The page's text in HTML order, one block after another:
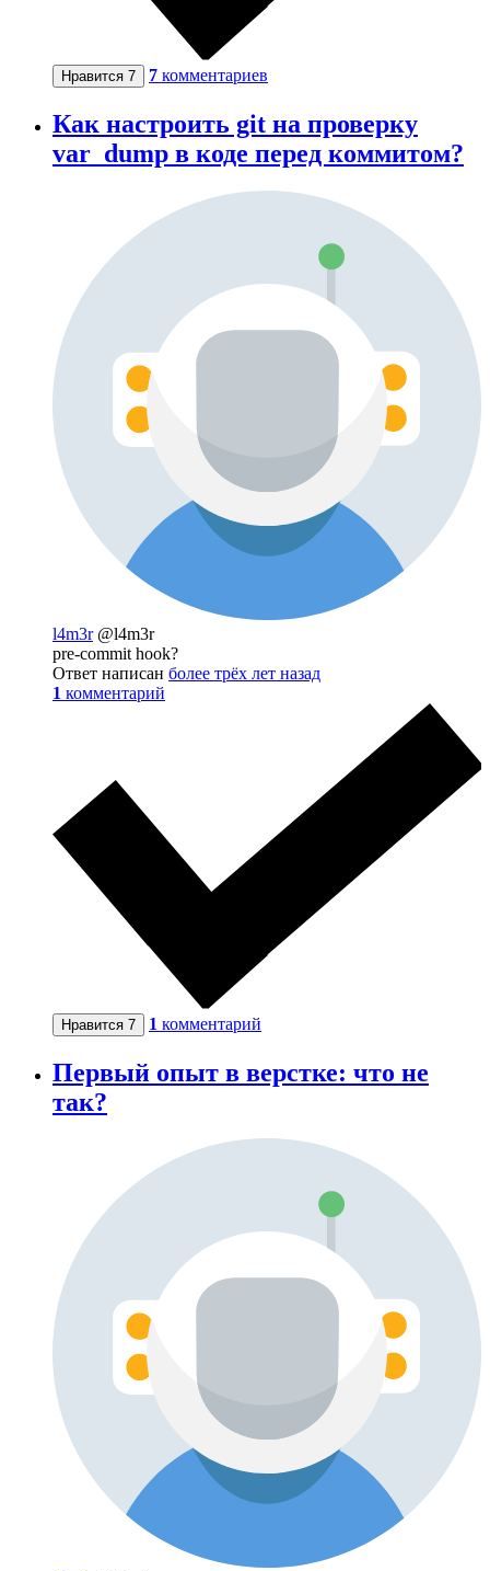
Нравится 7 7 комментариев
Как настроить git на проверку
var_dump в коде перед коммитом?
l4m3r @l4m3r
pre-commit hook?
Ответ написан более трёх лет назад
1 комментарий
Нравится 7 1 комментарий
Первый опыт в верстке: что не
так?